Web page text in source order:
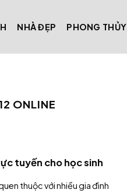
NHÀ ĐẸP PHONG THỦY
ONLINE
tuyến cho học sinh
thuộc với nhiều gia đình